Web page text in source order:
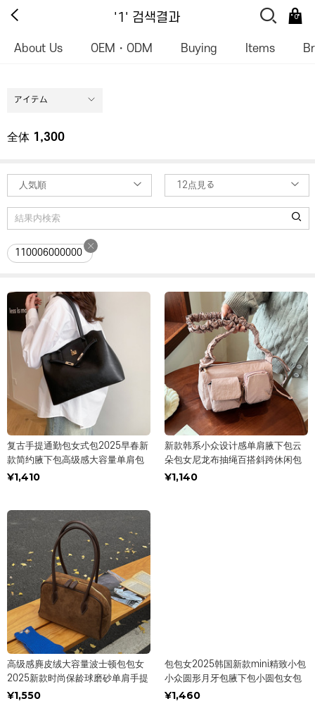
'1' 검색결과 0
About Us OEM・ODM Buying Items
アイテム
全体 1,300
人気順 12点見る
110006000000
复古手提通勤包女式包2025早春新
款简约腋下包高级感大容量单肩包
¥1,410
新款韩系小众设计感单肩腋下包云
朵包女尼龙布抽绳百搭斜跨休闲包
¥1,140
高级感麂皮绒大容量波士顿包包女
2025新款时尚保龄球磨砂单肩手提
¥1,550
包包女2025韩国新款mini精致小包
小众圆形月牙包腋下包小圆包女包
¥1,460